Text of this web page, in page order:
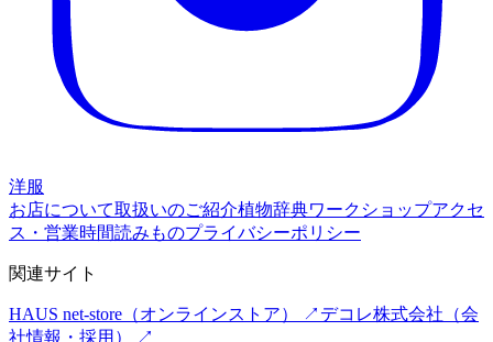
洋服
お店について取扱いのご紹介植物辞典ワークショップアクセ
ス・営業時間読みものプライバシーポリシー
関連サイト
HAUS net-store （オンラインストア） ↗ デコレ株式会社 （会
社情報・採用） ↗